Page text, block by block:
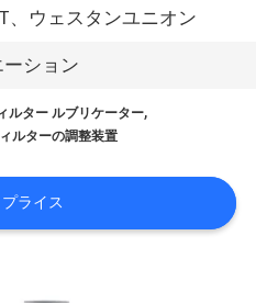
、ウェスタンユニオン
ション
ルター ルブリケーター,
ルターの調整装置
ライス